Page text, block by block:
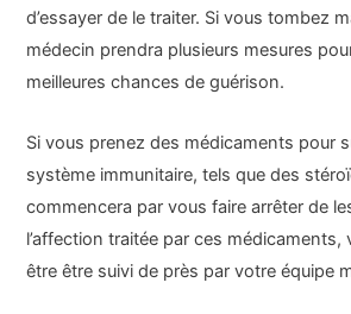
d’essayer de le traiter. Si vous tombez
médecin prendra plusieurs mesures
meilleures chances de guérison.
Si vous prenez des médicaments pour
système immunitaire, tels que des
commencera par vous faire arrêter de
l’affection traitée par ces
être être suivi de près par votre équipe